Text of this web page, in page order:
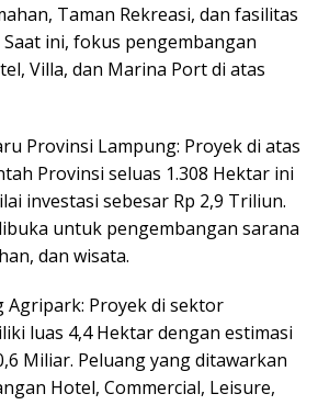
Taman Rekreasi, dan fasilitas
ini, fokus pengembangan
Villa, dan Marina Port di atas
Provinsi Lampung: Proyek di atas
Provinsi seluas 1.308 Hektar ini
investasi sebesar Rp 2,9 Triliun.
untuk pengembangan sarana
dan wisata.
Agripark: Proyek di sektor
luas 4,4 Hektar dengan estimasi
Miliar. Peluang yang ditawarkan
Hotel, Commercial, Leisure,